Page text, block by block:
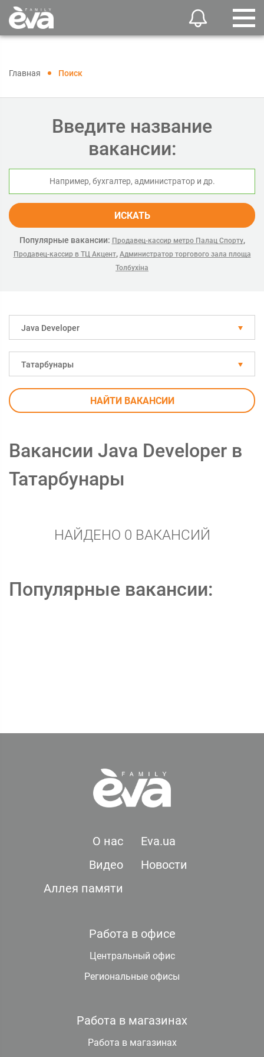
Главная Поиск
Введите название
вакансии:
ИСКАТЬ
Популярные вакансии: Продавец-кассир метро Палац Спорту,
Продавец-кассир в ТЦ Акцент, Администратор торгового зала площа
Толбухіна
Java Developer
Татарбунары
НАЙТИ ВАКАНСИИ
Вакансии Java Developer в
Татарбунары
НАЙДЕНО 0 ВАКАНСИЙ
Популярные вакансии:
О нас
Eva.ua
Видео
Новости
Аллея памяти
Работа в офисе
Центральный офис
Региональные офисы
Работа в магазинах
Работа в магазинах